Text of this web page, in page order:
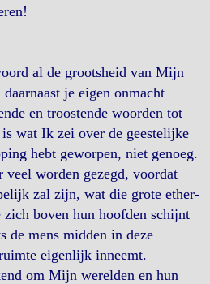
al de grootsheid van Mijn
je eigen onmacht
en troostende woorden tot
wat Ik zei over de geestelijke
hebt geworpen, niet genoeg.
veel worden gezegd, voordat
zal zijn, wat die grote ether-
boven hun hoofden schijnt
de mens midden in deze
eigenlijk inneemt.
om Mijn werelden en hun